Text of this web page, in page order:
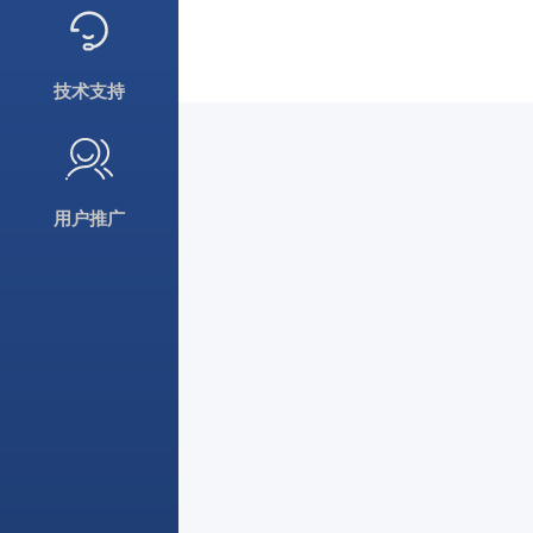
技术支持
用户推广